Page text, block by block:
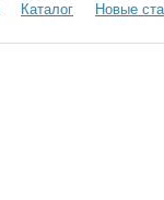
Каталог Новые